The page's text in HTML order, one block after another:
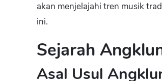
akan menjelajahi tren musik
ini.
Sejarah
Asal Usul